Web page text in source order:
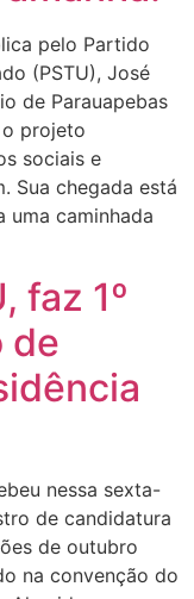
pelo Partido
(PSTU), José
de Parauapebas
projeto
sociais e
Sua chegada está
uma caminhada
faz 1º
de
nessa sexta-
de candidatura
de outubro
na convenção do